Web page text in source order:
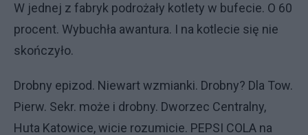
W jednej z fabryk podrożały kotlety w bufecie. O 60
procent. Wybuchła awantura. I na kotlecie się nie
skończyło.
Drobny epizod. Niewart wzmianki. Drobny? Dla Tow.
Pierw. Sekr. może i drobny. Dworzec Centralny,
Huta Katowice, wicie rozumicie. PEPSI COLA na